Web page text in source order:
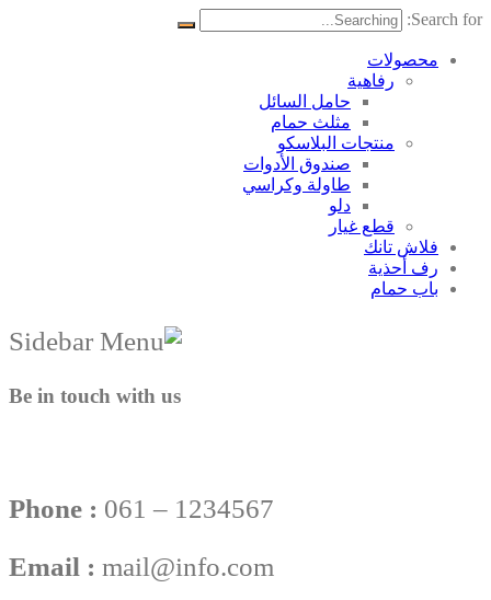
Search for:
محصولات
رفاهية
حامل السائل
مثلث حمام
منتجات البلاسکو
صندوق الأدوات
طاولة وكراسي
دلو
قطع غيار
فلاش تانك
رف أحذية
باب حمام
Be in touch with us
Phone : 061 – 1234567
Email : mail@info.com